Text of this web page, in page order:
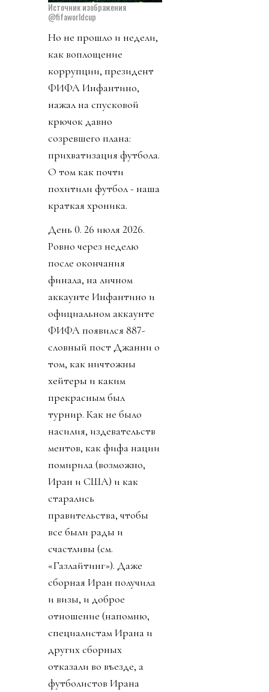
Источник изображения
@fifaworldcup
Но не прошло и недели,
как воплощение
коррупции, президент
ФИФА Инфантино,
нажал на спусковой
крючок давно
созревшего плана:
прихватизация футбола.
О том как почти
похитили футбол - наша
краткая хроника.
День 0. 26 июля 2026.
Ровно через неделю
после окончания
финала, на личном
аккаунте Инфантино и
официальном аккаунте
ФИФА появился 887-
словный пост Джанни о
том, как ничтожны
хейтеры и каким
прекрасным был
турнир. Как не было
насилия, издевательств
ментов, как фифа нации
помирила (возможно,
Иран и США) и как
старались
правительства, чтобы
все были рады и
счастливы (см.
«Газлайтинг»). Даже
сборная Иран получила
и визы, и доброе
отношение (напомню,
специалистам Ирана и
других сборных
отказали во въезде, а
футболистов Ирана